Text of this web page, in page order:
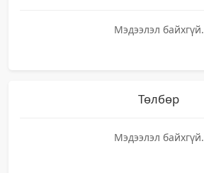
Мэдээлэл байхгүй.
Төлбөр
Мэдээлэл байхгүй.